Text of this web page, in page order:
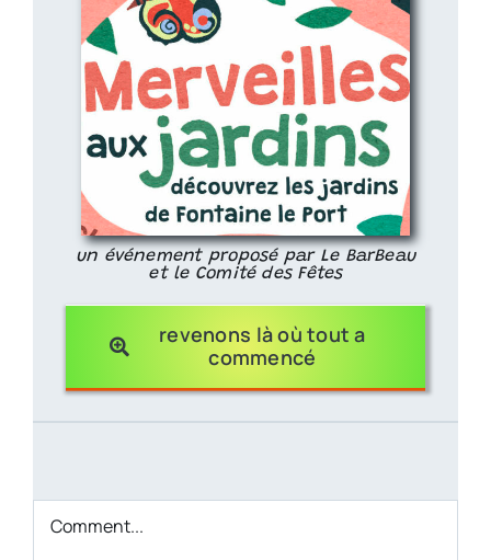
un événement proposé par Le BarBeau
et le Comité des Fêtes
revenons là où tout a
commencé
Comment